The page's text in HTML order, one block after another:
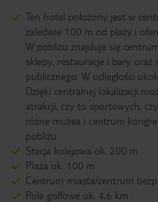
Ten hotel położony jest w
zaledwie 100 m od plaży i
W pobliżu znajduje się
sklepy, restauracje i bary
publicznego. W odległości
Dzięki centralnej lokalizacji
atrakcji, czy to sportowych,
różne muzea i centrum
pobliżu.
Stacja kolejowa ok. 200 m
Plaża ok. 100 m
Centrum miasta/centrum
Pole golfowe ok. 4,6 km